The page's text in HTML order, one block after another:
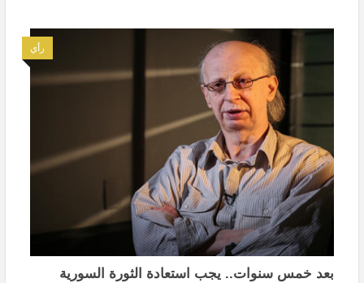
رأي
بعد خمس سنوات.. يجب استعادة الثورة السورية